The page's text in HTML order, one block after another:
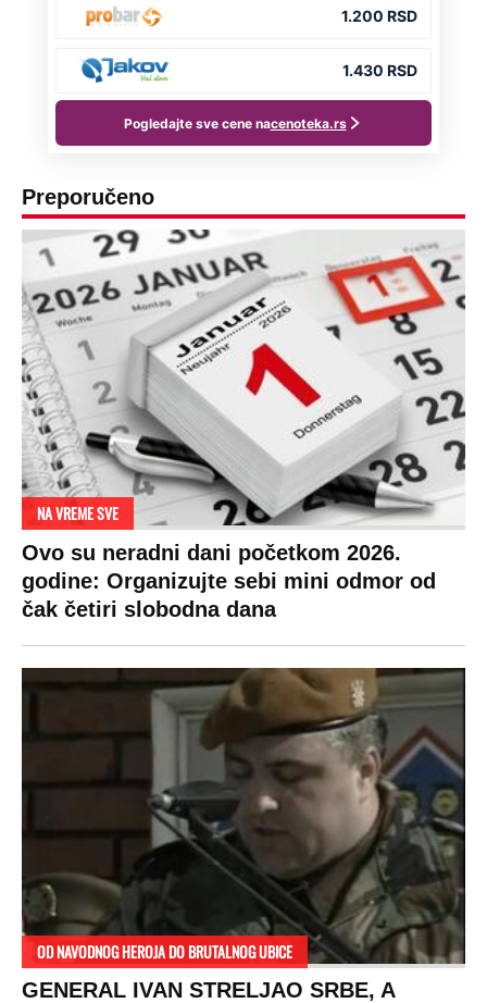
Preporučeno
NA VREME SVE
Ovo su neradni dani početkom 2026.
godine: Organizujte sebi mini odmor od
čak četiri slobodna dana
OD NAVODNOG HEROJA DO BRUTALNOG UBICE
GENERAL IVAN STRELJAO SRBE, A